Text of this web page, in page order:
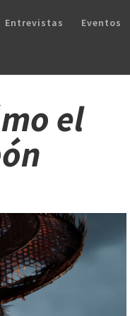
Entrevistas Eventos
el